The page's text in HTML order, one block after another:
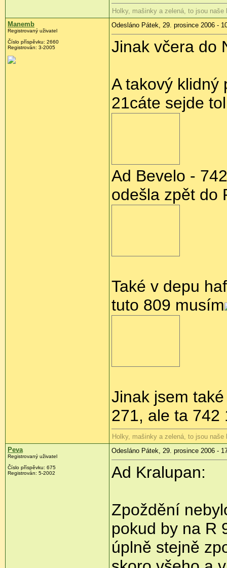
Holky, mašinky a zelená, to jsou naše
Manemb
Registrovaný uživatel
Číslo příspěvku: 2660
Registrován: 3-2005
Odesláno Pátek, 29. prosince 2006 -
Jinak včera do
A takový klidný
21cáte sejde
Ad Bevelo -
odešla zpět do
Také v depu
tuto 809 musím
Jinak jsem
271, ale ta 742
Holky, mašinky a zelená, to jsou naše
Peva
Registrovaný uživatel
Číslo příspěvku: 675
Registrován: 5-2002
Odesláno Pátek, 29. prosince 2006 -
Ad Kralupan:
Zpoždění
pokud by na R
úplně stejně